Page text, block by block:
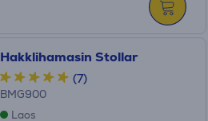
Hakklihamasin Stollar
(7)
BMG900
Laos